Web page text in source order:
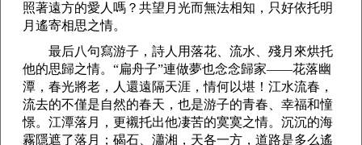
照著遠方的愛人嗎？共望月光而無法相知，只好依托明
月遙寄相思之情。
最后八句寫游子，詩人用落花、流水、殘月來烘托
他的思歸之情。“扁舟子”連做夢也念念歸家——花落幽
潭，春光將老，人還遠隔天涯，情何以堪！江水流春，
流去的不僅是自然的春天，也是游子的青春、幸福和憧
憬。江潭落月，更襯托出他凄苦的寞寞之情。沉沉的海
霧隱遮了落月；碣石、瀟湘，天各一方，道路是多么遙